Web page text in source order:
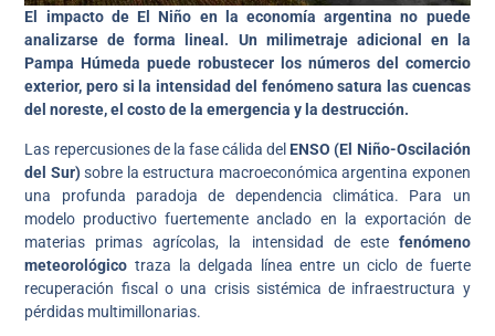
El impacto de El Niño en la economía argentina no puede
analizarse de forma lineal. Un milimetraje adicional en la
Pampa Húmeda puede robustecer los números del comercio
exterior, pero si la intensidad del fenómeno satura las cuencas
del noreste, el costo de la emergencia y la destrucción.
Las repercusiones de la fase cálida del ENSO (El Niño-Oscilación
del Sur)sobre la estructura macroeconómica argentina exponen
una profunda paradoja de dependencia climática. Para un
modelo productivo fuertemente anclado en la exportación de
materias primas agrícolas, la intensidad de estefenómeno
meteorológico traza la delgada línea entre un ciclo de fuerte
recuperación fiscal o una crisis sistémica de infraestructura y
pérdidas multimillonarias.